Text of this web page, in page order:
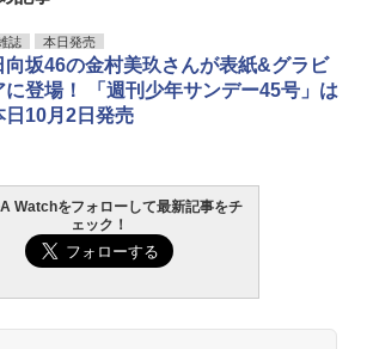
誌 本日発売
向坂46の金村美玖さんが表紙&グラビ
に登場！ 「週刊少年サンデー45号」は
日10月2日発売
Watchをフォローして最新記事をチ
ェック！